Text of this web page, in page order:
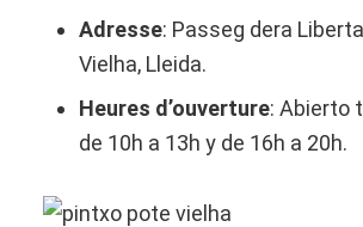
Adresse: Passeg dera
Vielha, Lleida.
Heures d’ouverture: Abierto
de 10h a 13h y de 16h a 20h.